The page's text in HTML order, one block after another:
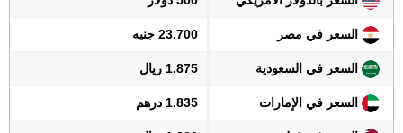
السعر في مصر 23.700 جنيه
السعر في السعودية 1.875 ريال
السعر في الإمارات 1.835 درهم